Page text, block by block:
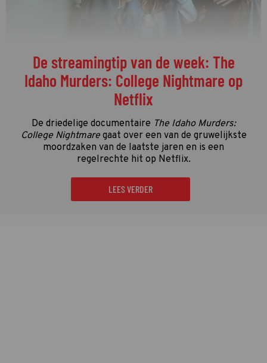
De streamingtip van de week: The
Idaho Murders: College Nightmare op
Netflix
De driedelige documentaire The Idaho Murders:
College Nightmaregaat over een van de gruwelijkste
moordzaken van de laatste jaren en is een
regelrechte hit op Netflix.
LEES VERDER